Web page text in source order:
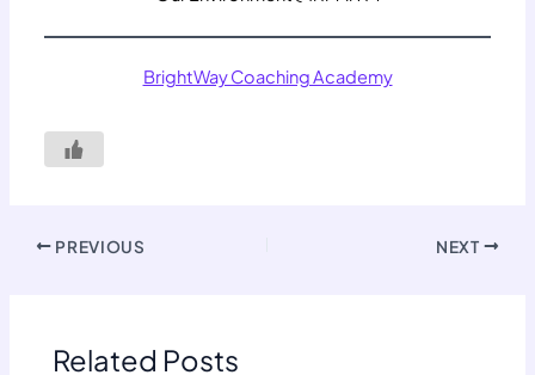
BrightWay Coaching Academy
PREVIOUS NEXT
Related Posts